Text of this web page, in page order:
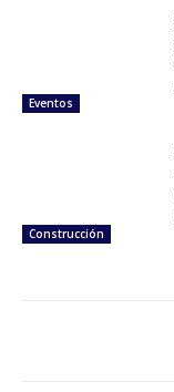
Eventos
Construcción